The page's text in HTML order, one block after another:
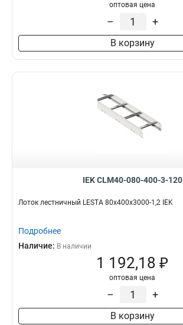
оптовая цена
– +
В корзину
IEK CLM40-080-400-3-120
Лоток лестничный LESTA 80х400х3000-1,2 IEK
Подробнее
Наличие: В наличии
1 192,18 ₽
оптовая цена
– +
В корзину